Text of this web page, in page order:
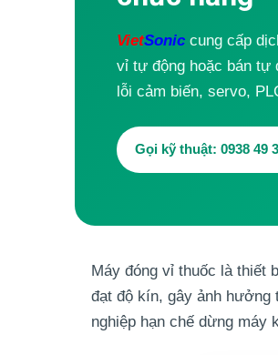
VietSonic cung cấp
vỉ tự động hoặc bán tự
lỗi cảm biến, servo,
Gọi kỹ thuật: 0938 49
Máy đóng vỉ thuốc là thiết
đạt độ kín, gây ảnh hưởng
nghiệp hạn chế dừng máy